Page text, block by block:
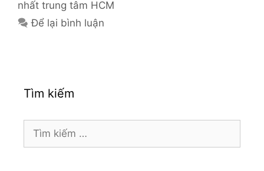
nhất trung tâm HCM
Để lại bình luận
Tìm kiếm
Tìm
kiếm